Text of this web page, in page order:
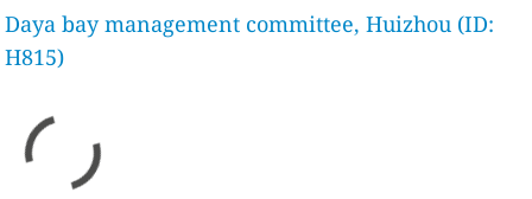
Daya bay management committee, Huizhou (ID:
H815)